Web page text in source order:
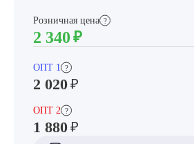
Розничная цена ?
2 340 ₽
ОПТ 1 ?
2 020₽
ОПТ 2 ?
1 880₽